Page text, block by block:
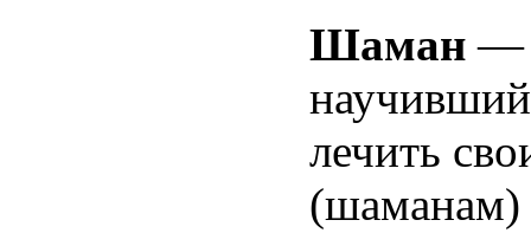
Шаман—
лечить
(шаманам)